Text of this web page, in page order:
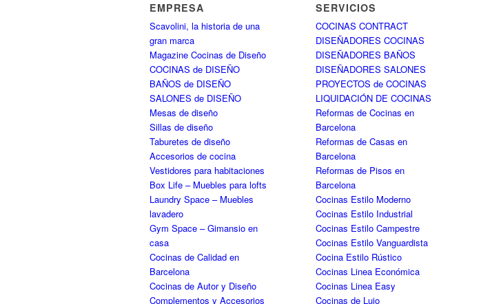
EMPRESA
Scavolini, la historia de una
gran marca
Magazine Cocinas de Diseño
COCINAS de DISEÑO
BAÑOS de DISEÑO
SALONES de DISEÑO
Mesas de diseño
Sillas de diseño
Taburetes de diseño
Accesorios de cocina
Vestidores para habitaciones
Box Life – Muebles para lofts
Laundry Space – Muebles
lavadero
Gym Space – Gimansio en
casa
Cocinas de Calidad en
Barcelona
Cocinas de Autor y Diseño
Complementos y Accesorios
SERVICIOS
COCINAS CONTRACT
DISEÑADORES COCINAS
DISEÑADORES BAÑOS
DISEÑADORES SALONES
PROYECTOS de COCINAS
LIQUIDACIÓN DE COCINAS
Reformas de Cocinas en
Barcelona
Reformas de Casas en
Barcelona
Reformas de Pisos en
Barcelona
Cocinas Estilo Moderno
Cocinas Estilo Industrial
Cocinas Estilo Campestre
Cocinas Estilo Vanguardista
Cocina Estilo Rústico
Cocinas Linea Económica
Cocinas Linea Easy
Cocinas de Lujo